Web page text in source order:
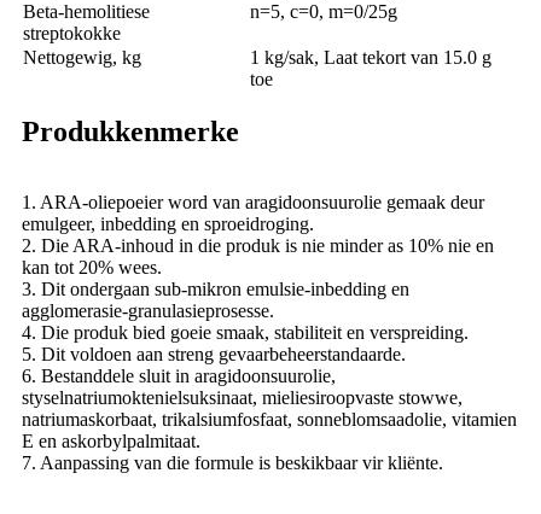
Beta-hemolitiese
streptokokke
n=5, c=0, m=0/25g
Nettogewig, kg
1 kg/sak, Laat tekort van 15.0 g
toe
Produkkenmerke
1. ARA-oliepoeier word van aragidoonsuurolie gemaak deur
emulgeer, inbedding en sproeidroging.
2. Die ARA-inhoud in die produk is nie minder as 10% nie en
kan tot 20% wees.
3. Dit ondergaan sub-mikron emulsie-inbedding en
agglomerasie-granulasieprosesse.
4. Die produk bied goeie smaak, stabiliteit en verspreiding.
5. Dit voldoen aan streng gevaarbeheerstandaarde.
6. Bestanddele sluit in aragidoonsuurolie,
styselnatriumoktenielsuksinaat, mieliesiroopvaste stowwe,
natriumaskorbaat, trikalsiumfosfaat, sonneblomsaadolie, vitamien
E en askorbylpalmitaat.
7. Aanpassing van die formule is beskikbaar vir kliënte.